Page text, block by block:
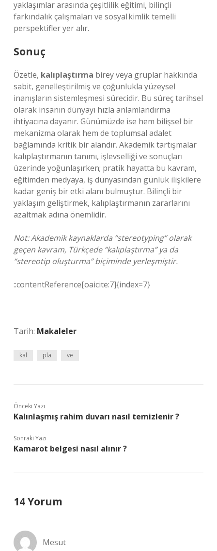
yaklaşımlar arasında çeşitlilik eğitimi, bilinçli
farkındalık çalışmaları ve sosyal kimlik temelli
perspektifler yer alır.
Sonuç
Özetle, kalıplaştırma birey veya gruplar hakkında
sabit, genelleştirilmiş ve çoğunlukla yüzeysel
inanışların sistemleşmesi sürecidir. Bu süreç tarihsel
olarak insanın dünyayı hızla anlamlandırma
ihtiyacına dayanır. Günümüzde ise hem bilişsel bir
mekanizma olarak hem de toplumsal adalet
bağlamında kritik bir alandır. Akademik tartışmalar
kalıplaştırmanın tanımı, işlevselliği ve sonuçları
üzerinde yoğunlaşırken; pratik hayatta bu kavram,
eğitimden medyaya, iş dünyasından günlük ilişkilere
kadar geniş bir etki alanı bulmuştur. Bilinçli bir
yaklaşım geliştirmek, kalıplaştırmanın zararlarını
azaltmak adına önemlidir.
Not: Akademik kaynaklarda “stereotyping” olarak
geçen kavram, Türkçede “kalıplaştırma” ya da
“stereotip oluşturma” biçiminde yerleşmiştir.
::contentReference[oaicite:7]{index=7}
Tarih: Makaleler
kal pla ve
Önceki Yazı
Kalınlaşmış rahim duvarı nasıl temizlenir ?
Sonraki Yazı
Kamarot belgesi nasıl alınır ?
14 Yorum
Mesut